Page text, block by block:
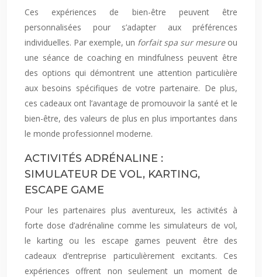
Ces expériences de bien-être peuvent être
personnalisées pour s’adapter aux préférences
individuelles. Par exemple, un forfait spa sur mesure ou
une séance de coaching en mindfulness peuvent être
des options qui démontrent une attention particulière
aux besoins spécifiques de votre partenaire. De plus,
ces cadeaux ont l’avantage de promouvoir la santé et le
bien-être, des valeurs de plus en plus importantes dans
le monde professionnel moderne.
ACTIVITÉS ADRÉNALINE :
SIMULATEUR DE VOL, KARTING,
ESCAPE GAME
Pour les partenaires plus aventureux, les activités à
forte dose d’adrénaline comme les simulateurs de vol,
le karting ou les escape games peuvent être des
cadeaux d’entreprise particulièrement excitants. Ces
expériences offrent non seulement un moment de